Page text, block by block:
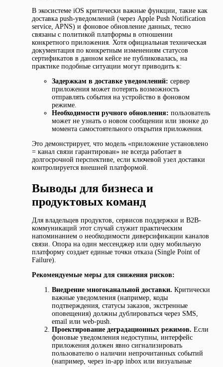
В экосистеме iOS критически важные функции, такие как
доставка push-уведомлений (через Apple Push Notification
service, APNS) и фоновое обновление данных, тесно
связаны с политикой платформы в отношении
конкретного приложения. Хотя официальная техническая
документация по конкретным изменениям статусов
сертификатов в данном кейсе не публиковалась, на
практике подобные ситуации могут приводить к:
Задержкам в доставке уведомлений: сервер
приложения может потерять возможность
отправлять события на устройство в фоновом
режиме.
Необходимости ручного обновления: пользователь
может не узнать о новом сообщении или звонке до
момента самостоятельного открытия приложения.
Это демонстрирует, что модель «приложение установлено
= канал связи гарантирован» не всегда работает в
долгосрочной перспективе, если ключевой узел доставки
контролируется внешней платформой.
Выводы для бизнеса и
продуктовых команд
Для владельцев продуктов, сервисов поддержки и B2B-
коммуникаций этот случай служит практическим
напоминанием о необходимости диверсификации каналов
связи. Опора на один мессенджер или одну мобильную
платформу создает единые точки отказа (Single Point of
Failure).
Рекомендуемые меры для снижения рисков:
Внедрение многоканальной доставки. Критически
важные уведомления (например, коды
подтверждения, статусы заказов, экстренные
оповещения) должны дублироваться через SMS,
email или web-push.
Проектирование деградационных режимов. Если
фоновые уведомления недоступны, интерфейс
приложения должен явно сигнализировать
пользователю о наличии непрочитанных событий
(например, через in-app inbox или визуальные